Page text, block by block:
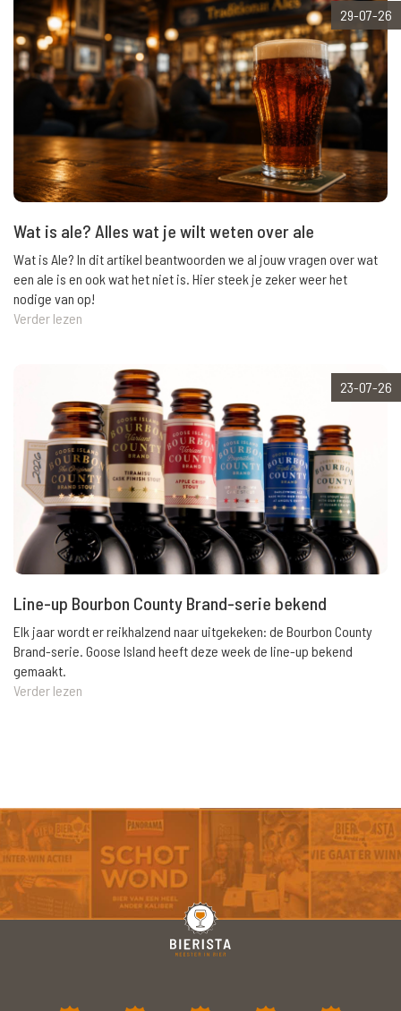
29-07-26
Wat is ale? Alles wat je wilt weten over ale
Wat is Ale? In dit artikel beantwoorden we al jouw vragen over wat
een ale is en ook wat het niet is. Hier steek je zeker weer het
nodige van op!
Verder lezen
23-07-26
Line-up Bourbon County Brand-serie bekend
Elk jaar wordt er reikhalzend naar uitgekeken: de Bourbon County
Brand-serie. Goose Island heeft deze week de line-up bekend
gemaakt.
Verder lezen